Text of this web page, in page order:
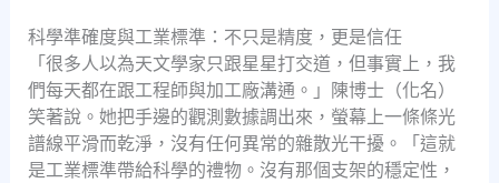
科學準確度與工業標準：不只是精度，更是信任
「很多人以為天文學家只跟星星打交道，但事實上，我
們每天都在跟工程師與加工廠溝通。」陳博士（化名）
笑著說。她把手邊的觀測數據調出來，螢幕上一條條光
譜線平滑而乾淨，沒有任何異常的雜散光干擾。「這就
是工業標準帶給科學的禮物。沒有那個支架的穩定性，